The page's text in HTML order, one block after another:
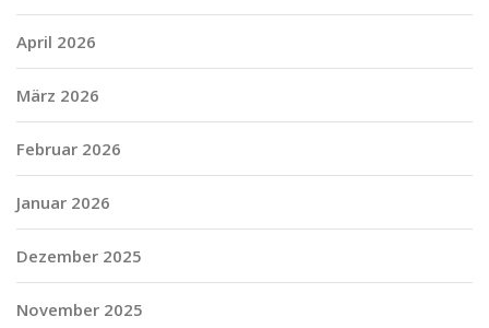
April 2026
März 2026
Februar 2026
Januar 2026
Dezember 2025
November 2025